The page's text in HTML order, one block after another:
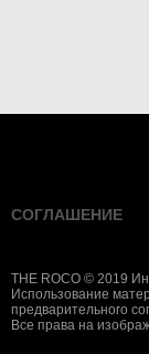
СОГЛАШЕНИЕ
THE ROCO © 2019
Использование
предварительного
Все права на